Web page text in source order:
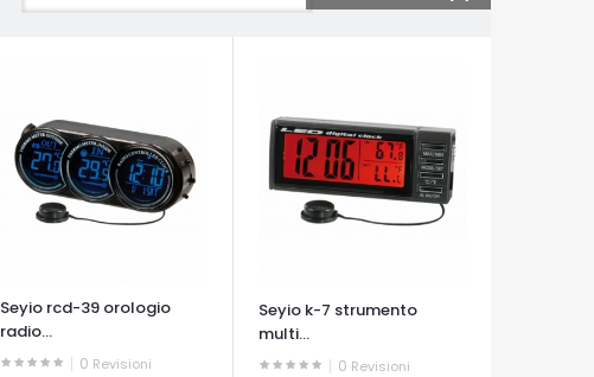
Seyio rcd-39 orologio
radio...
0 Revisioni
Seyio k-7 strumento
multi...
0 Revisioni